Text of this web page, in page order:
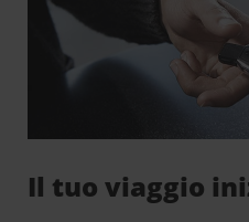
Il tuo viaggio